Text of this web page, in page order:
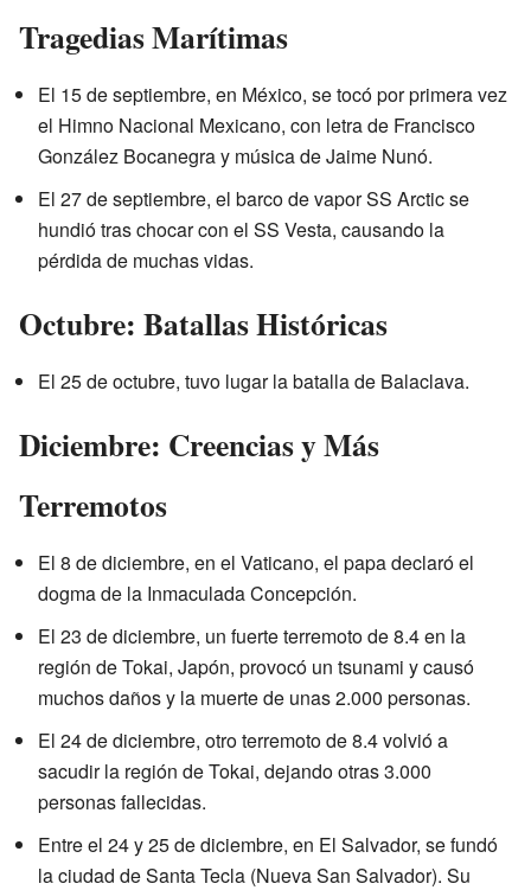
Tragedias Marítimas
El 15 de septiembre, en México, se tocó por primera vez
el Himno Nacional Mexicano, con letra de Francisco
González Bocanegra y música de Jaime Nunó.
El 27 de septiembre, el barco de vapor SS Arctic se
hundió tras chocar con el SS Vesta, causando la
pérdida de muchas vidas.
Octubre: Batallas Históricas
El 25 de octubre, tuvo lugar la batalla de Balaclava.
Diciembre: Creencias y Más
Terremotos
El 8 de diciembre, en el Vaticano, el papa declaró el
dogma de la Inmaculada Concepción.
El 23 de diciembre, un fuerte terremoto de 8.4 en la
región de Tokai, Japón, provocó un tsunami y causó
muchos daños y la muerte de unas 2.000 personas.
El 24 de diciembre, otro terremoto de 8.4 volvió a
sacudir la región de Tokai, dejando otras 3.000
personas fallecidas.
Entre el 24 y 25 de diciembre, en El Salvador, se fundó
la ciudad de Santa Tecla (Nueva San Salvador). Su